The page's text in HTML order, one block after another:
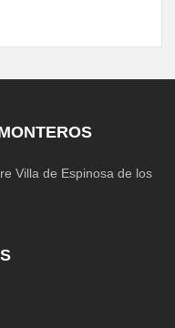
Villa de Espinosa de los